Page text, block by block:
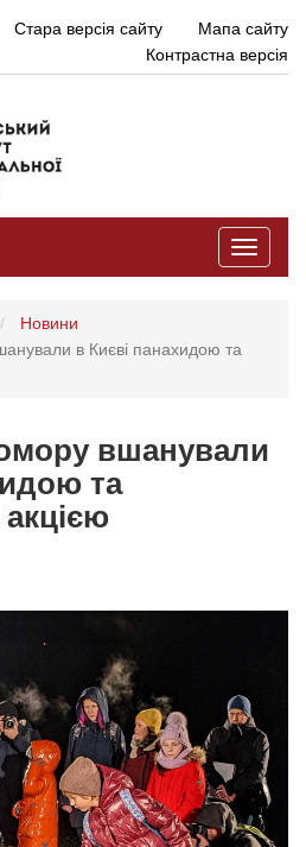
Стара версія сайту
Мапа сайту
Контрастна версія
Toggle
Новини
в Києві панахидою та
вшанували
та